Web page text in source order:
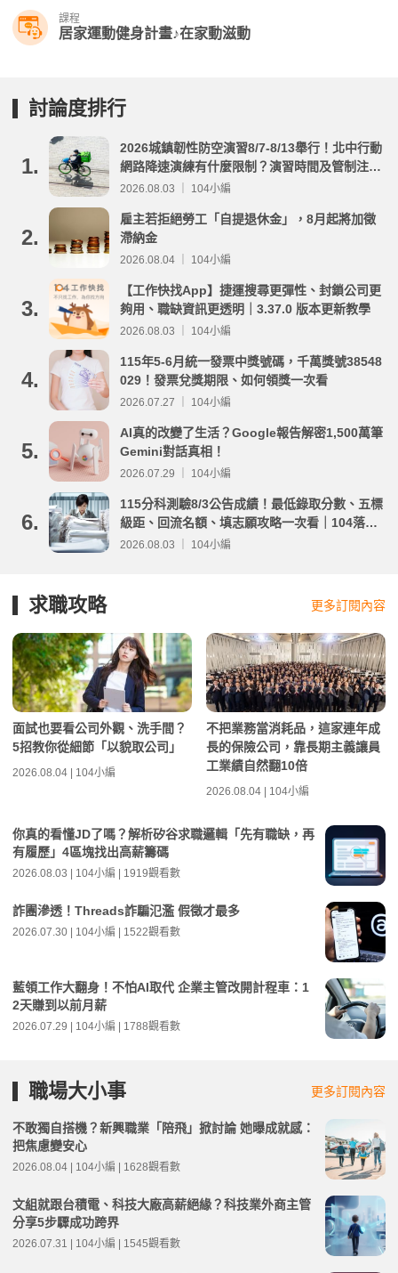
課程
居家運動健身計畫♪在家動滋動
討論度排行
1.
2026城鎮韌性防空演習8/7-8/13舉行！北中行動
網路降速演練有什麼限制？演習時間及管制注意
事項整理
2026.08.03 ｜ 104小編
2.
雇主若拒絕勞工「自提退休金」，8月起將加徵
滯納金
2026.08.04 ｜ 104小編
3.
【工作快找App】捷運搜尋更彈性、封鎖公司更
夠用、職缺資訊更透明｜3.37.0 版本更新教學
2026.08.03 ｜ 104小編
4.
115年5-6月統一發票中獎號碼，千萬獎號38548
029！發票兌獎期限、如何領獎一次看
2026.07.27 ｜ 104小編
5.
AI真的改變了生活？Google報告解密1,500萬筆
Gemini對話真相！
2026.07.29 ｜ 104小編
6.
115分科測驗8/3公告成績！最低錄取分數、五標
級距、回流名額、填志願攻略一次看｜104落點
分析
2026.08.03 ｜ 104小編
求職攻略 更多訂閱內容
面試也要看公司外觀、洗手間？
5招教你從細節「以貌取公司」
2026.08.04 | 104小編
不把業務當消耗品，這家連年成
長的保險公司，靠長期主義讓員
工業績自然翻10倍
2026.08.04 | 104小編
你真的看懂JD了嗎？解析矽谷求職邏輯「先有職缺，再
有履歷」4區塊找出高薪籌碼
2026.08.03 | 104小編 | 1919觀看數
詐團滲透！Threads詐騙氾濫 假徵才最多
2026.07.30 | 104小編 | 1522觀看數
藍領工作大翻身！不怕AI取代 企業主管改開計程車：1
2天賺到以前月薪
2026.07.29 | 104小編 | 1788觀看數
職場大小事 更多訂閱內容
不敢獨自搭機？新興職業「陪飛」掀討論 她曝成就感：
把焦慮變安心
2026.08.04 | 104小編 | 1628觀看數
文組就跟台積電、科技大廠高薪絕緣？科技業外商主管
分享5步驟成功跨界
2026.07.31 | 104小編 | 1545觀看數